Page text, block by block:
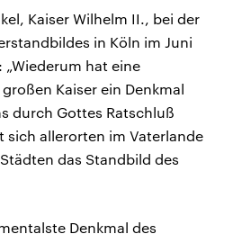
Kaiser Wilhelm II., bei der
in Köln im Juni
hat eine
Kaiser ein Denkmal
durch Gottes Ratschluß
allerorten im Vaterlande
das Standbild des
Denkmal des